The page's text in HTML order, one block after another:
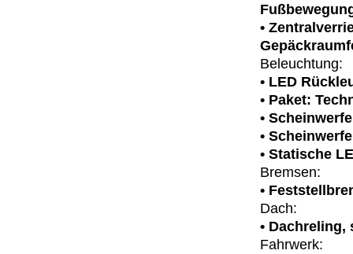
•
Beleuchtung:
• LED
• Paket:
•
•
• Statische
Bremsen:
•
Dach:
• Dachreling,
Fahrwerk: